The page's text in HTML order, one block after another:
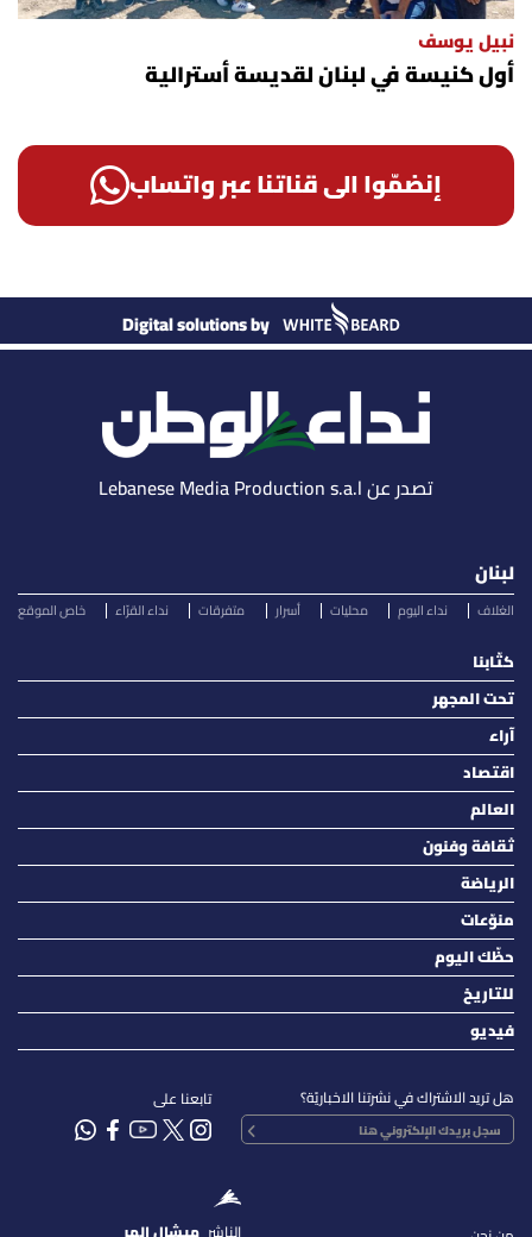
نبيل يوسف
أول كنيسة في لبنان لقديسة أسترالية
إنضمّوا الى قناتنا عبر واتساب
Digital solutions by
تصدر عن Lebanese Media Production s.a.l
لبنان
الغلاف نداء اليوم محليات أسرار متفرقات نداء القرّاء خاص الموقع
كتّابنا
تحت المجهر
آراء
اقتصاد
العالم
ثقافة وفنون
الرياضة
منوّعات
حظّك اليوم
للتاريخ
فيديو
هل تريد الاشتراك في نشرتنا الاخباريّة؟ تابعنا على
الناشر ميشال المر